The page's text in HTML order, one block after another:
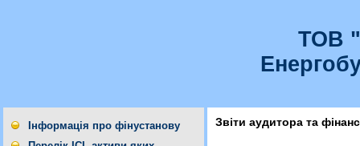
ТОВ
Інформація про фінустанову
Звіти аудитора та